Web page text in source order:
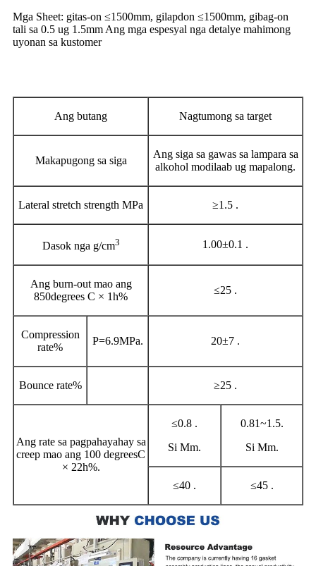
Mga Sheet: gitas-on ≤1500mm, gilapdon ≤1500mm, gibag-on
tali sa 0.5 ug 1.5mm Ang mga espesyal nga detalye mahimong
uyonan sa kustomer
Ang butang Nagtumong sa target
Makapugong sa siga
Ang siga sa gawas sa lampara sa
alkohol modilaab ug mapalong.
Lateral stretch strength MPa ≥1.5 .
Dasok nga g/cm3 1.00±0.1 .
Ang burn-out mao ang
850degrees C × 1h%
≤25 .
Compression
rate%
P=6.9MPa. 20±7 .
Bounce rate% ≥25 .
Ang rate sa pagpahayahay sa
creep mao ang 100 degreesC
× 22h%.
≤0.8 .
Si Mm.
0.81~1.5.
Si Mm.
≤40 . ≤45 .